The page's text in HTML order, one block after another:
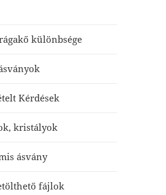
különbsége
Kérdések
kristályok
ásvány
fájlok